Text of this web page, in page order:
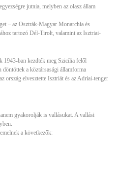
jutnia, melyben az olasz állam
– az Osztrák-Magyar Monarchia és
tartozó Dél-Tirolt, valamint az Isztriai-
1943-ban kezdték meg Szicília felől
döntöttek a köztársasági államforma
ország elvesztette Isztriát és az Adriai-tenger
gyakorolják is vallásukat. A vallási
a következők: